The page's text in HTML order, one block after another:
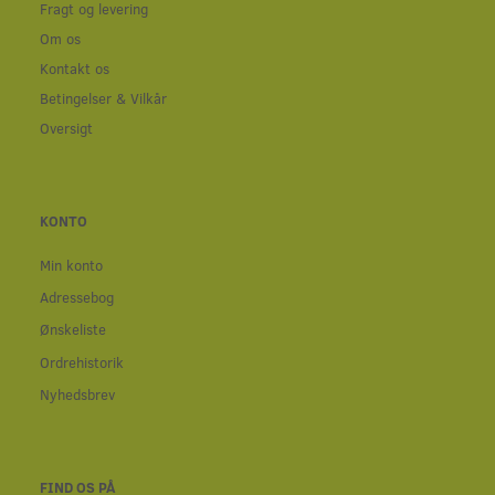
Fragt og levering
Om os
Kontakt os
Betingelser & Vilkår
Oversigt
KONTO
Min konto
Adressebog
Ønskeliste
Ordrehistorik
Nyhedsbrev
FIND OS PÅ